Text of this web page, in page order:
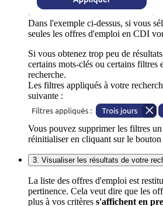
Dans l'exemple ci-dessus, si vous
seules les offres d'emploi en CDI
Si vous obtenez trop peu de
certains mots-clés ou certains filtres
recherche.
Les filtres appliqués à votre
suivante :
Vous pouvez supprimer les filtres
réinitialiser en cliquant sur le
3. Visualiser les résultats de votre
La liste des offres d'emploi est
pertinence. Cela veut dire que les
plus à vos critères s'affichent en